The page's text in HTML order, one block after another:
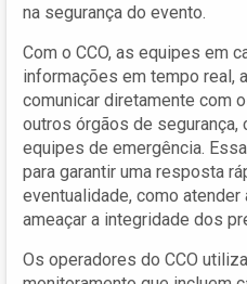
na segurança do evento.
Com o CCO, as equipes em
informações em tempo real,
comunicar diretamente com
outros órgãos de
equipes de emergência.
para garantir uma resposta
eventualidade, como
ameaçar a integridade dos
Os operadores do CCO